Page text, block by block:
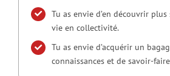
Tu as envie d’en découvrir
vie en collectivité.
Tu as envie d’acquérir un
connaissances et de savoir-